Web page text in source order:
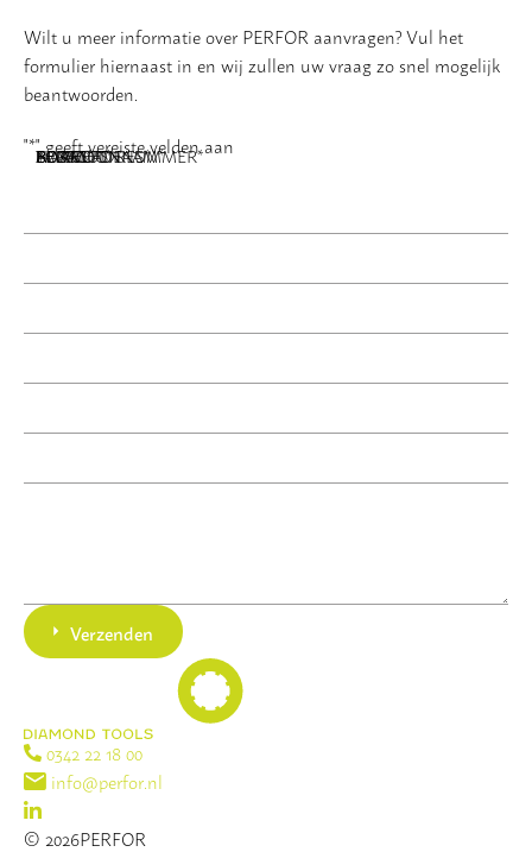
Wilt u meer informatie over PERFOR aanvragen? Vul het
formulier hiernaast in en wij zullen uw vraag zo snel mogelijk
beantwoorden.
"*" geeft vereiste velden aan
NAAM*
BEDRIJFSNAAM*
E-MAILADRES*
TELEFOONNUMMER*
POSTCODE
ADRES
BERICHT*
Verzenden
0342 22 18 00
info@perfor.nl
© 2026PERFOR